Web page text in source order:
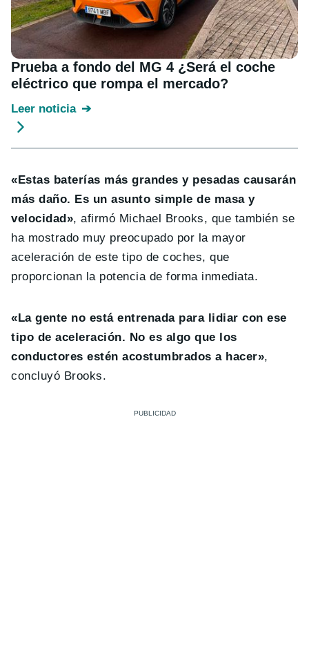
Prueba a fondo del MG 4 ¿Será el coche
eléctrico que rompa el mercado?
Leer noticia
«Estas baterías más grandes y pesadas causarán
más daño. Es un asunto simple de masa y
velocidad», afirmó Michael Brooks, que también se
ha mostrado muy preocupado por la mayor
aceleración de este tipo de coches, que
proporcionan la potencia de forma inmediata.
«La gente no está entrenada para lidiar con ese
tipo de aceleración. No es algo que los
conductores estén acostumbrados a hacer»,
concluyó Brooks.